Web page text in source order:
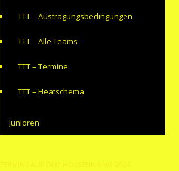
TTT – Austragungsbedingungen
TTT – Alle Teams
TTT – Termine
TTT – Heatschema
Junioren